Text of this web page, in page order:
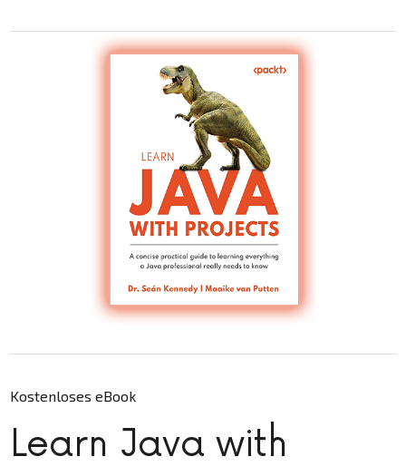
Kostenloses eBook
Learn Java with